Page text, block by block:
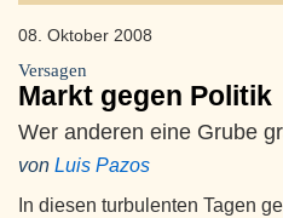
08. Oktober 2008
Versagen
Markt gegen Politik
Wer anderen eine Grube
von Luis Pazos
In diesen turbulenten Tagen